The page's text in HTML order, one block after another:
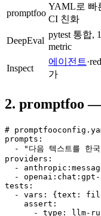
promptfoo
YAML로 빠
CI 친화
DeepEval
pytest 통합,
metric
Inspect
에이전트
가
2. promptfoo
#
prompts:
- "다음 텍스트를 한
providers:
-
-
tests:
- vars: {text:
    assert:
- type: llm-